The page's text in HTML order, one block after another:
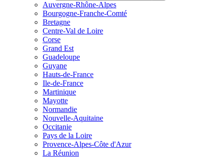
Auvergne-Rhône-Alpes
Bourgogne-Franche-Comté
Bretagne
Centre-Val de Loire
Corse
Grand Est
Guadeloupe
Guyane
Hauts-de-France
Ile-de-France
Martinique
Mayotte
Normandie
Nouvelle-Aquitaine
Occitanie
Pays de la Loire
Provence-Alpes-Côte d'Azur
La Réunion